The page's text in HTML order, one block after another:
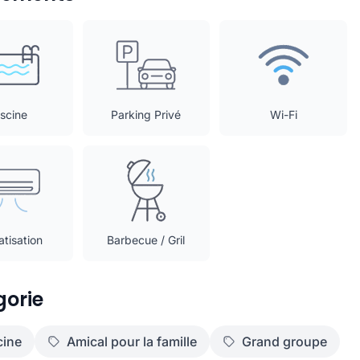
Parking Privé Wi-Fi
Barbecue / Gril
Amical pour la famille Grand groupe